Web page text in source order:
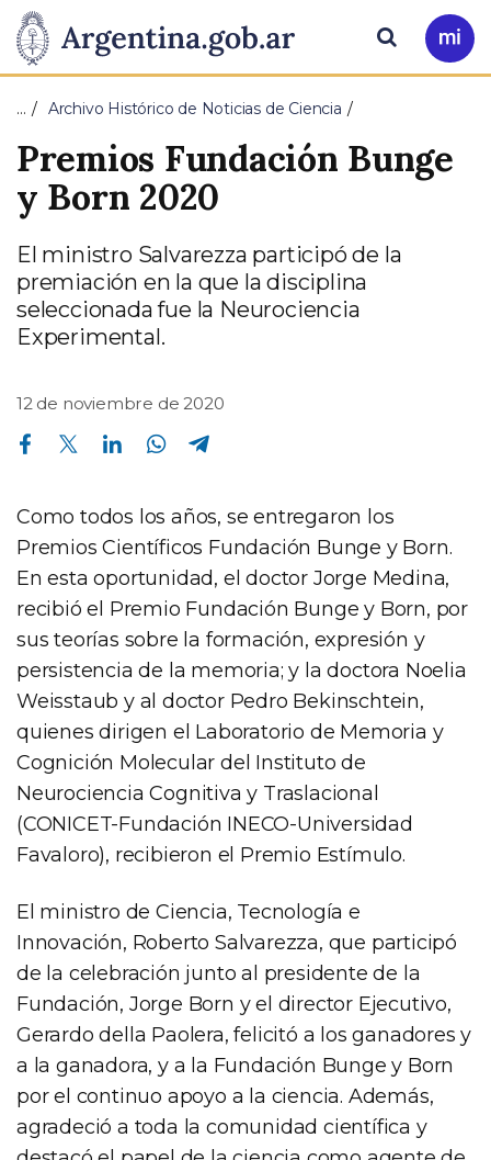
Presidencia
de
la
Nación
Pasar al contenido principal
Ir
a
Buscar
… Archivo Histórico de Noticias de Ciencia
Premios Fundación Bunge
y Born 2020
El ministro Salvarezza participó de la
premiación en la que la disciplina
seleccionada fue la Neurociencia
Experimental.
12 de noviembre de 2020
Compartir en Facebook Compartir en Twitter Compartir en Linkedin Compartir en Whatsapp
Como todos los años, se entregaron los
Premios Científicos Fundación Bunge y Born.
En esta oportunidad, el doctor Jorge Medina,
recibió el Premio Fundación Bunge y Born, por
sus teorías sobre la formación, expresión y
persistencia de la memoria; y la doctora Noelia
Weisstaub y al doctor Pedro Bekinschtein,
quienes dirigen el Laboratorio de Memoria y
Cognición Molecular del Instituto de
Neurociencia Cognitiva y Traslacional
(CONICET-Fundación INECO-Universidad
Favaloro), recibieron el Premio Estímulo.
El ministro de Ciencia, Tecnología e
Innovación, Roberto Salvarezza, que participó
de la celebración junto al presidente de la
Fundación, Jorge Born y el director Ejecutivo,
Gerardo della Paolera, felicitó a los ganadores y
a la ganadora, y a la Fundación Bunge y Born
por el continuo apoyo a la ciencia. Además,
agradeció a toda la comunidad científica y